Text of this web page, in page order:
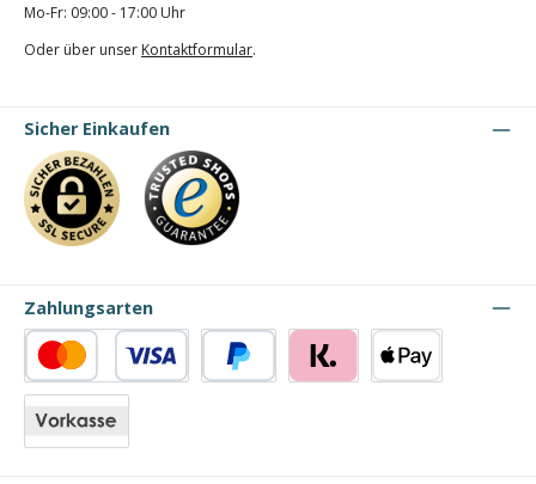
Mo-Fr: 09:00 - 17:00 Uhr
Oder über unser Kontaktformular.
Sicher Einkaufen
Zahlungsarten
Kredit- oder Debitkarte